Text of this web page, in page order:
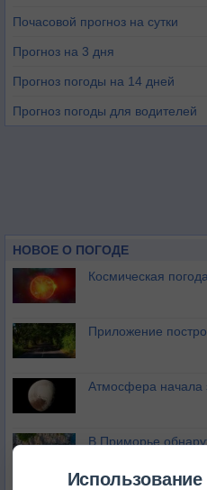
Почасовой прогноз на сутки
Прогноз на 3 дня
Прогноз погоды на 14 дней
Прогноз погоды для водителей
НОВОЕ О ПОГОДЕ
Космическая
Приложение
Атмосфера начала
В Приморье